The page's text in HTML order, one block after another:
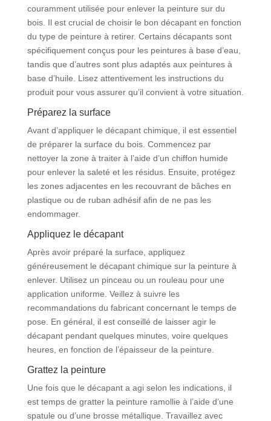
couramment utilisée pour enlever la peinture sur du
bois. Il est crucial de choisir le bon décapant en fonction
du type de peinture à retirer. Certains décapants sont
spécifiquement conçus pour les peintures à base d’eau,
tandis que d’autres sont plus adaptés aux peintures à
base d’huile. Lisez attentivement les instructions du
produit pour vous assurer qu’il convient à votre situation.
Préparez la surface
Avant d’appliquer le décapant chimique, il est essentiel
de préparer la surface du bois. Commencez par
nettoyer la zone à traiter à l’aide d’un chiffon humide
pour enlever la saleté et les résidus. Ensuite, protégez
les zones adjacentes en les recouvrant de bâches en
plastique ou de ruban adhésif afin de ne pas les
endommager.
Appliquez le décapant
Après avoir préparé la surface, appliquez
généreusement le décapant chimique sur la peinture à
enlever. Utilisez un pinceau ou un rouleau pour une
application uniforme. Veillez à suivre les
recommandations du fabricant concernant le temps de
pose. En général, il est conseillé de laisser agir le
décapant pendant quelques minutes, voire quelques
heures, en fonction de l’épaisseur de la peinture.
Grattez la peinture
Une fois que le décapant a agi selon les indications, il
est temps de gratter la peinture ramollie à l’aide d’une
spatule ou d’une brosse métallique. Travaillez avec